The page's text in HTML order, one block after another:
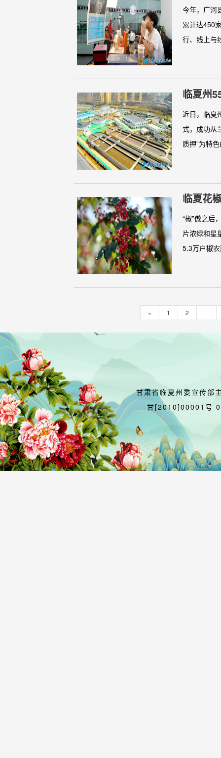
今年，广河
累计达450
行、线上与
临夏州
近日，临夏
式，成功从
质押”为特
临夏花
“椒”傲之后
片浓绿和星
5.3万户椒
« 1 2
甘肃省临夏州委宣传部
甘[2010]00001号